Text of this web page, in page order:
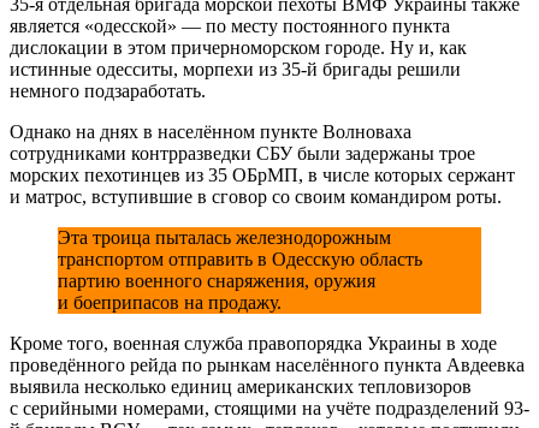
35-я отдельная бригада морской пехоты ВМФ Украины также
является «одесской» — по месту постоянного пункта
дислокации в этом причерноморском городе. Ну и, как
истинные одесситы, морпехи из 35-й бригады решили
немного подзаработать.
Однако на днях в населённом пункте Волноваха
сотрудниками контрразведки СБУ были задержаны трое
морских пехотинцев из 35 ОБрМП, в числе которых сержант
и матрос, вступившие в сговор со своим командиром роты.
Эта троица пыталась железнодорожным
транспортом отправить в Одесскую область
партию военного снаряжения, оружия
и боеприпасов на продажу.
Кроме того, военная служба правопорядка Украины в ходе
проведённого рейда по рынкам населённого пункта Авдеевка
выявила несколько единиц американских тепловизоров
с серийными номерами, стоящими на учёте подразделений 93-